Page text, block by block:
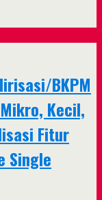
BKPM
Kecil,
Fitur
Single